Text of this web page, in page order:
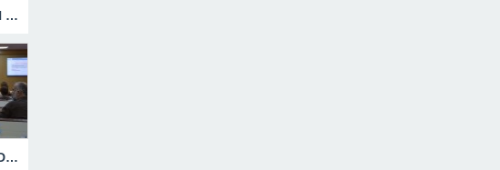
GÜRBİLEK’TEN HASAN SARGIN’A YANIT GECİKMEDİ
KUŞADASI TİCARET ODASI TEMMUZ MECLİSİNDE YEREL İŞLETMELERE ANLAMLI DESTEK